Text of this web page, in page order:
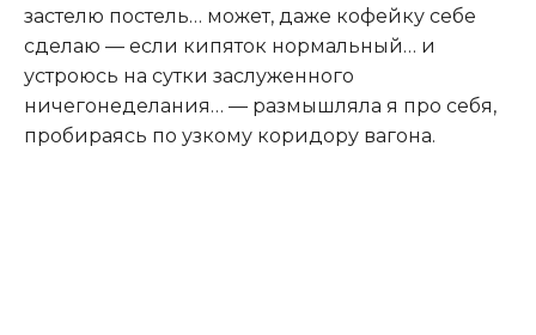
застелю постель… может, даже кофейку себе
сделаю — если кипяток нормальный… и
устроюсь на сутки заслуженного
ничегонеделания… — размышляла я про себя,
пробираясь по узкому коридору вагона.